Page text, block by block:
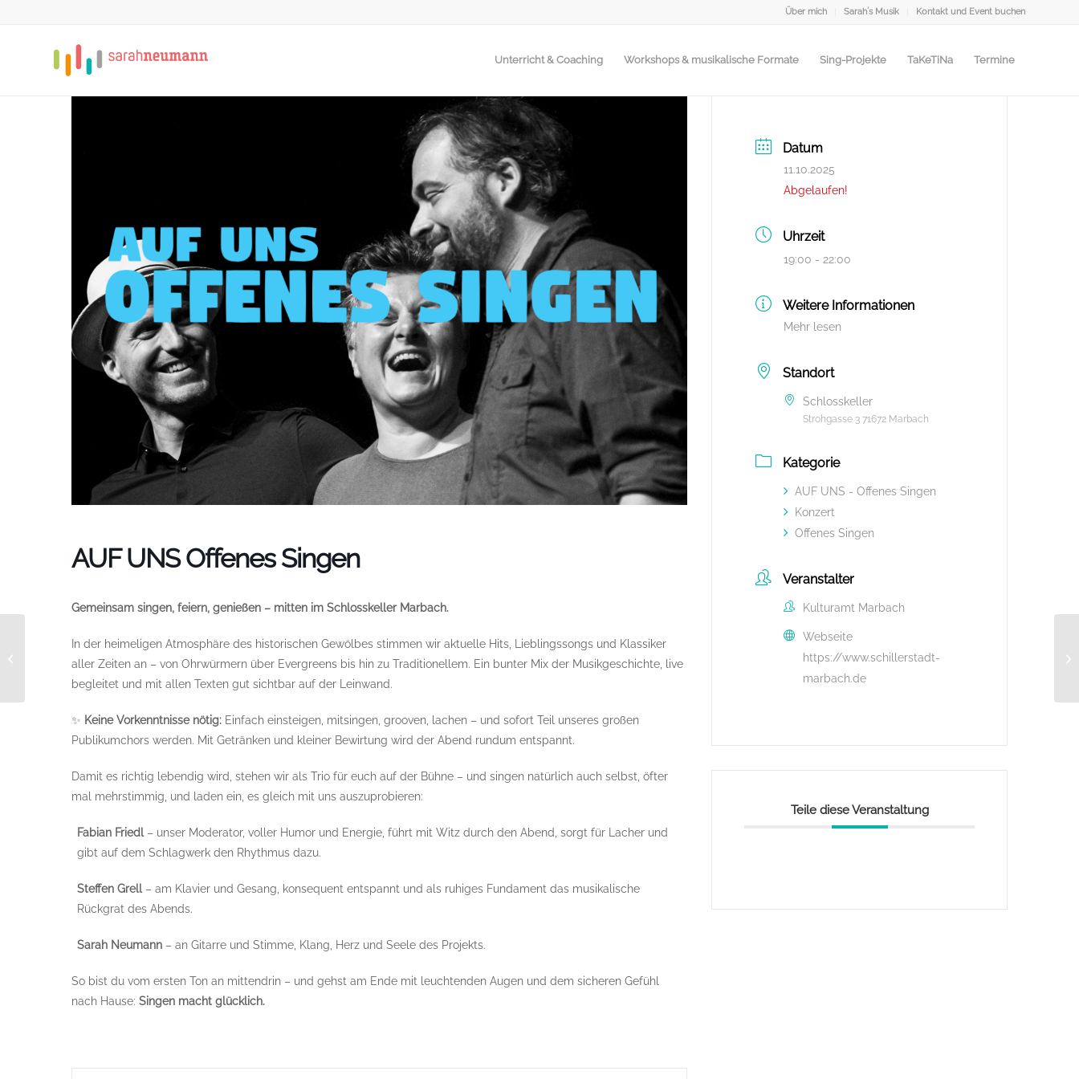
Über mich Sarah´s Musik Kontakt und Event buchen
Unterricht & Coaching Workshops & musikalische Formate Sing-Projekte TaKeTiNa Termine
AUF UNS Offenes Singen
Gemeinsam singen, feiern, genießen – mitten im Schlosskeller Marbach.
In der heimeligen Atmosphäre des historischen Gewölbes stimmen wir aktuelle Hits, Lieblingssongs und Klassiker
aller Zeiten an – von Ohrwürmern über Evergreens bis hin zu Traditionellem. Ein bunter Mix der Musikgeschichte, live
begleitet und mit allen Texten gut sichtbar auf der Leinwand.
✨ Keine Vorkenntnisse nötig: Einfach einsteigen, mitsingen, grooven, lachen – und sofort Teil unseres großen
Publikumchors werden. Mit Getränken und kleiner Bewirtung wird der Abend rundum entspannt.
Damit es richtig lebendig wird, stehen wir als Trio für euch auf der Bühne – und singen natürlich auch selbst, öfter
mal mehrstimmig, und laden ein, es gleich mit uns auszuprobieren:
Fabian Friedl – unser Moderator, voller Humor und Energie, führt mit Witz durch den Abend, sorgt für Lacher und
gibt auf dem Schlagwerk den Rhythmus dazu.
Steffen Grell – am Klavier und Gesang, konsequent entspannt und als ruhiges Fundament das musikalische
Rückgrat des Abends.
Sarah Neumann – an Gitarre und Stimme, Klang, Herz und Seele des Projekts.
So bist du vom ersten Ton an mittendrin – und gehst am Ende mit leuchtenden Augen und dem sicheren Gefühl
nach Hause: Singen macht glücklich.
Datum
11.10.2025
Abgelaufen!
Uhrzeit
19:00 - 22:00
Weitere Informationen
Mehr lesen
Standort
Schlosskeller
Strohgasse 3 71672 Marbach
Kategorie
AUF UNS - Offenes Singen
Konzert
Offenes Singen
Veranstalter
Kulturamt Marbach
Webseite
https://www.schillerstadt-
marbach.de
Teile diese Veranstaltung
TaKeTiNa Workshop –
Advanced Teacher